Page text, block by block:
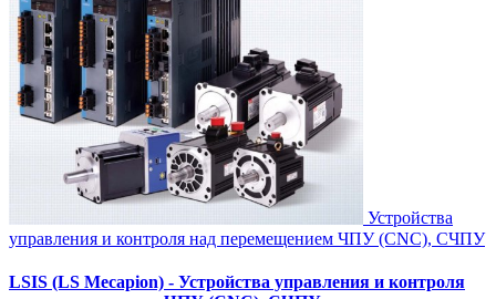
Устройства
управления и контроля над перемещением ЧПУ (CNC), СЧПУ
LSIS (LS Mecapion) - Устройства управления и контроля